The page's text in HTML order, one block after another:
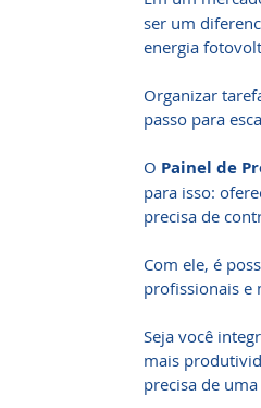
ser um
energia
Organizar
passo para
O Painel de
para isso:
precisa de
Com ele, é
profissionais e
Seja você
mais
precisa de